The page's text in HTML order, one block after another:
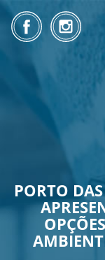
PORTO